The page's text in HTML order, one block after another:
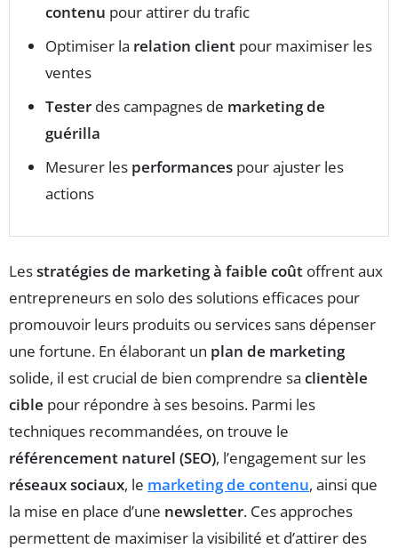
contenu pour attirer du trafic
Optimiser la relation client pour maximiser les
ventes
Tester des campagnes de marketing de
guérilla
Mesurer les performances pour ajuster les
actions
Lesstratégies de marketing à faible coût offrent aux
entrepreneurs en solo des solutions efficaces pour
promouvoir leurs produits ou services sans dépenser
une fortune. En élaborant un plan de marketing
solide, il est crucial de bien comprendre sa clientèle
cible pour répondre à ses besoins. Parmi les
techniques recommandées, on trouve le
référencement naturel (SEO), l’engagement sur les
réseaux sociaux, le marketing de contenu, ainsi que
la mise en place d’une newsletter. Ces approches
permettent de maximiser la visibilité et d’attirer des